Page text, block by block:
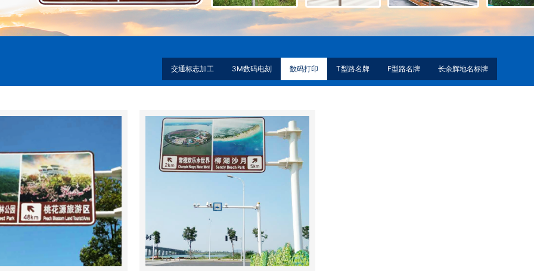
交通标志加工 3M数码电刻 数码打印 T型路名牌 F型路名牌 长余辉地名标牌